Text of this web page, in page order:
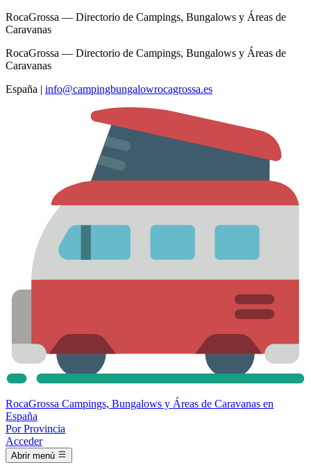
RocaGrossa — Directorio de Campings, Bungalows y Áreas de
Caravanas
RocaGrossa — Directorio de Campings, Bungalows y Áreas de
Caravanas
España | info@campingbungalowrocagrossa.es
RocaGrossa Campings, Bungalows y Áreas de Caravanas en
España
Por Provincia
Acceder
Abrir menú